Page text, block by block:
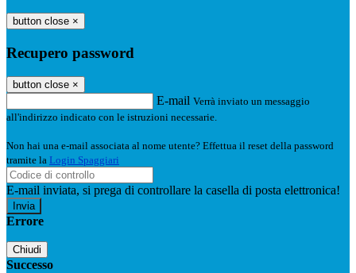
button close ×
Recupero password
button close ×
E-mail Verrà inviato un messaggio
all'indirizzo indicato con le istruzioni necessarie.
Non hai una e-mail associata al nome utente? Effettua il reset della password
tramite la Login Spaggiari
E-mail inviata, si prega di controllare la casella di posta elettronica!
Errore
Chiudi
Successo